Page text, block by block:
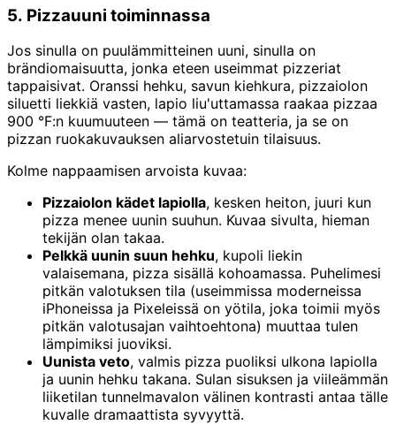
5. Pizzauuni toiminnassa
Jos sinulla on puulämmitteinen uuni, sinulla on
brändiomaisuutta, jonka eteen useimmat pizzeriat
tappaisivat. Oranssi hehku, savun kiehkura, pizzaiolon
siluetti liekkiä vasten, lapio liu'uttamassa raakaa pizzaa
900 °F:n kuumuuteen — tämä on teatteria, ja se on
pizzan ruokakuvauksen aliarvostetuin tilaisuus.
Kolme nappaamisen arvoista kuvaa:
Pizzaiolon kädet lapiolla, kesken heiton, juuri kun
pizza menee uunin suuhun. Kuvaa sivulta, hieman
tekijän olan takaa.
Pelkkä uunin suun hehku, kupoli liekin
valaisemana, pizza sisällä kohoamassa. Puhelimesi
pitkän valotuksen tila (useimmissa moderneissa
iPhoneissa ja Pixeleissä on yötila, joka toimii myös
pitkän valotusajan vaihtoehtona) muuttaa tulen
lämpimiksi juoviksi.
Uunista veto, valmis pizza puoliksi ulkona lapiolla
ja uunin hehku takana. Sulan sisuksen ja viileämmän
liiketilan tunnelmavalon välinen kontrasti antaa tälle
kuvalle dramaattista syvyyttä.